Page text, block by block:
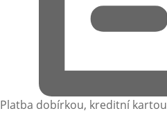
Platba dobírkou, kreditní kartou